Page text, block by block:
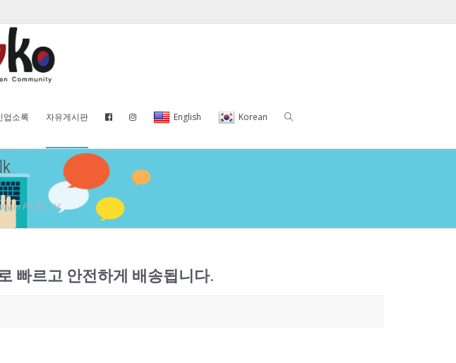
업소록 자유게시판 English Korean
in PA, NJ, DE
빠르고 안전하게 배송됩니다.